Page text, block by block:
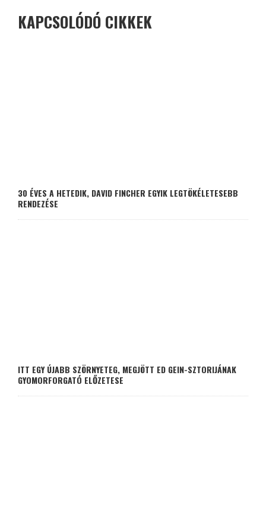
KAPCSOLÓDÓ CIKKEK
30 ÉVES A HETEDIK, DAVID FINCHER EGYIK LEGTÖKÉLETESEBB
RENDEZÉSE
ITT EGY ÚJABB SZÖRNYETEG, MEGJÖTT ED GEIN-SZTORIJÁNAK
GYOMORFORGATÓ ELŐZETESE